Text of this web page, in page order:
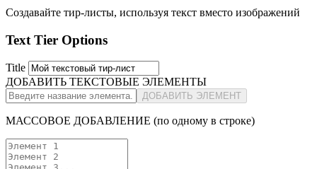
Создавайте тир-листы, используя текст вместо изображений
Text Tier Options
Title
ДОБАВИТЬ ТЕКСТОВЫЕ ЭЛЕМЕНТЫ
ДОБАВИТЬ ЭЛЕМЕНТ
МАССОВОЕ ДОБАВЛЕНИЕ (по одному в строке)